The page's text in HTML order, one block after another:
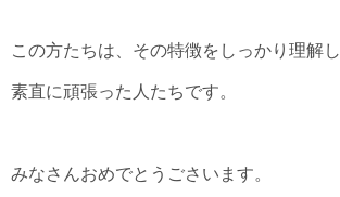
この方たちは、その特徴をしっかり理解し
素直に頑張った人たちです。
みなさんおめでとうごさいます。